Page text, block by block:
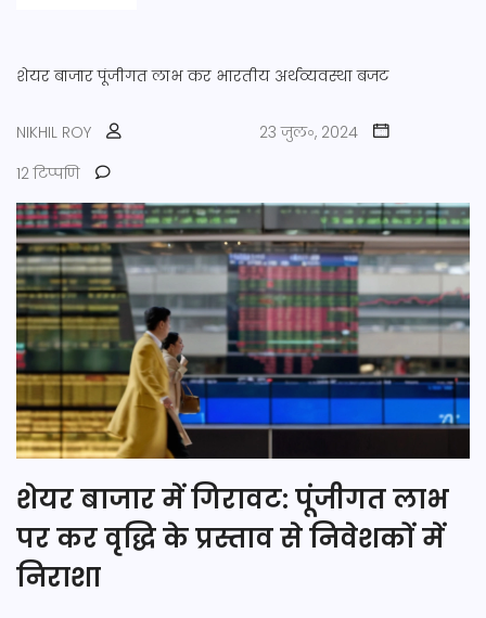
शेयर बाजार पूंजीगत लाभ कर भारतीय अर्थव्यवस्था बजट
NIKHIL ROY
23 जुल॰, 2024
12 टिप्पणि
शेयर बाजार में गिरावट: पूंजीगत लाभ
पर कर वृद्धि के प्रस्ताव से निवेशकों में
निराशा